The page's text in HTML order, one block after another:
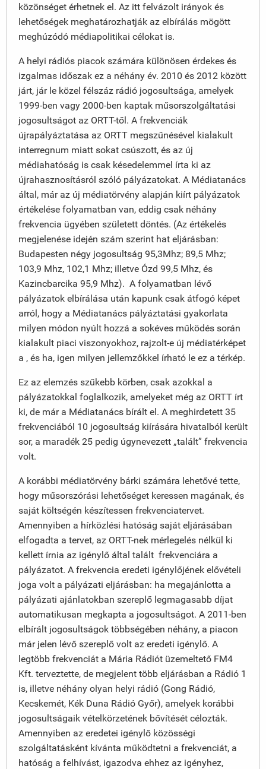
közönséget érhetnek el. Az itt felvázolt irányok és
lehetőségek meghatározhatják az elbírálás mögött
meghúzódó médiapolitikai célokat is.
A helyi rádiós piacok számára különösen érdekes és
izgalmas időszak ez a néhány év. 2010 és 2012 között
járt, jár le közel félszáz rádió jogosultsága, amelyek
1999-ben vagy 2000-ben kaptak műsorszolgáltatási
jogosultságot az ORTT-től. A frekvenciák
újrapályáztatása az ORTT megszűnésével kialakult
interregnum miatt sokat csúszott, és az új
médiahatóság is csak késedelemmel írta ki az
újrahasznosításról szóló pályázatokat. A Médiatanács
által, már az új médiatörvény alapján kiírt pályázatok
értékelése folyamatban van, eddig csak néhány
frekvencia ügyében született döntés. (Az értékelés
megjelenése idején szám szerint hat eljárásban:
Budapesten négy jogosultság 95,3Mhz; 89,5 Mhz;
103,9 Mhz, 102,1 Mhz; illetve Ózd 99,5 Mhz, és
Kazincbarcika 95,9 Mhz). A folyamatban lévő
pályázatok elbírálása után kapunk csak átfogó képet
arról, hogy a Médiatanács pályáztatási gyakorlata
milyen módon nyúlt hozzá a sokéves működés során
kialakult piaci viszonyokhoz, rajzolt-e új médiatérképet
a , és ha, igen milyen jellemzőkkel írható le ez a térkép.
Ez az elemzés szűkebb körben, csak azokkal a
pályázatokkal foglalkozik, amelyeket még az ORTT írt
ki, de már a Médiatanács bírált el. A meghirdetett 35
frekvenciából 10 jogosultság kiírására hivatalból került
sor, a maradék 25 pedig úgynevezett „talált” frekvencia
volt.
A korábbi médiatörvény bárki számára lehetővé tette,
hogy műsorszórási lehetőséget keressen magának, és
saját költségén készítessen frekvenciatervet.
Amennyiben a hírközlési hatóság saját eljárásában
elfogadta a tervet, az ORTT-nek mérlegelés nélkül ki
kellett írnia az igénylő által talált frekvenciára a
pályázatot. A frekvencia eredeti igénylőjének elővételi
joga volt a pályázati eljárásban: ha megajánlotta a
pályázati ajánlatokban szereplő legmagasabb díjat
automatikusan megkapta a jogosultságot. A 2011-ben
elbírált jogosultságok többségében néhány, a piacon
már jelen lévő szereplő volt az eredeti igénylő. A
legtöbb frekvenciát a Mária Rádiót üzemeltető FM4
Kft. terveztette, de megjelent több eljárásban a Rádió 1
is, illetve néhány olyan helyi rádió (Gong Rádió,
Kecskemét, Kék Duna Rádió Győr), amelyek korábbi
jogosultságaik vételkörzetének bővítését célozták.
Amennyiben az eredetei igénylő közösségi
szolgáltatásként kívánta működtetni a frekvenciát, a
hatóság a felhívást, igazodva ehhez az igényhez,